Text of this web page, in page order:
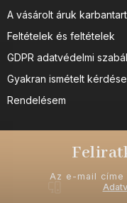
A vásárolt áruk
Feltételek és feltételek
GDPR adatvédelmi
Gyakran ismételt
Rendelésem
Az e-mail címe